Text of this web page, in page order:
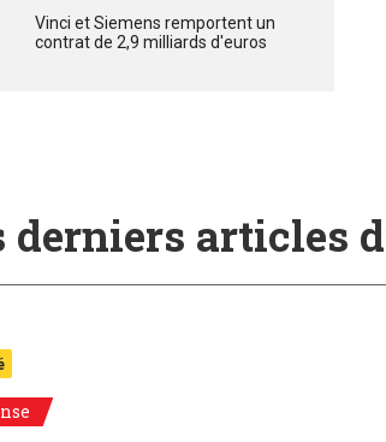
Vinci et Siemens remportent un
contrat de 2,9 milliards d'euros
derniers articles